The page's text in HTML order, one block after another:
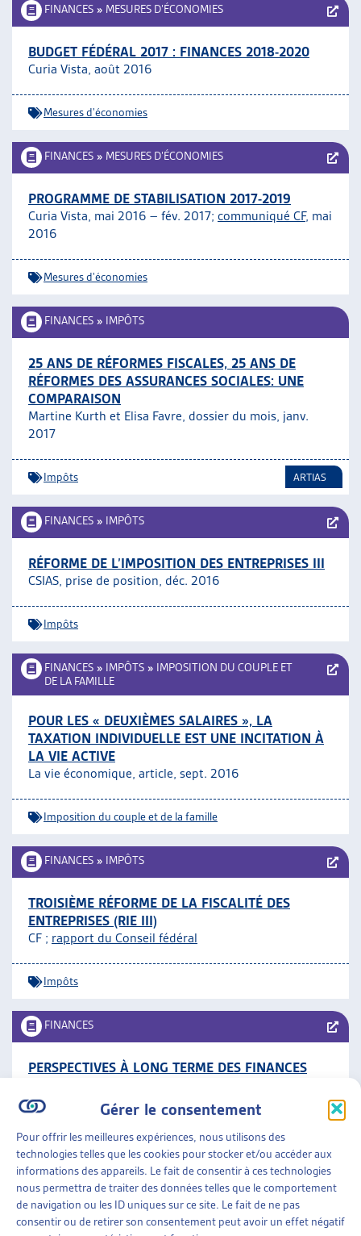
Gérer le consentement
Pour offrir les meilleures expériences, nous utilisons des
technologies telles que les cookies pour stocker et/ou accéder aux
informations des appareils. Le fait de consentir à ces technologies
nous permettra de traiter des données telles que le comportement
de navigation ou les ID uniques sur ce site. Le fait de ne pas
consentir ou de retirer son consentement peut avoir un effet négatif
FINANCES » MESURES D’ÉCONOMIES
BUDGET FÉDÉRAL 2017 : FINANCES 2018-2020
Curia Vista, août 2016
Mesures d'économies
FINANCES » MESURES D’ÉCONOMIES
PROGRAMME DE STABILISATION 2017-2019
Curia Vista, mai 2016 – fév. 2017; communiqué CF, mai
2016
Mesures d'économies
FINANCES » IMPÔTS
25 ANS DE RÉFORMES FISCALES, 25 ANS DE
RÉFORMES DES ASSURANCES SOCIALES: UNE
COMPARAISON
Martine Kurth et Elisa Favre, dossier du mois, janv.
2017
Impôts ARTIAS
FINANCES » IMPÔTS
RÉFORME DE L’IMPOSITION DES ENTREPRISES III
CSIAS, prise de position, déc. 2016
Impôts
FINANCES » IMPÔTS » IMPOSITION DU COUPLE ET
DE LA FAMILLE
POUR LES « DEUXIÈMES SALAIRES », LA
TAXATION INDIVIDUELLE EST UNE INCITATION À
LA VIE ACTIVE
La vie économique, article, sept. 2016
Imposition du couple et de la famille
FINANCES » IMPÔTS
TROISIÈME RÉFORME DE LA FISCALITÉ DES
ENTREPRISES (RIE III)
CF ; rapport du Conseil fédéral
Impôts
FINANCES
PERSPECTIVES À LONG TERME DES FINANCES
DFF, rapport, avril 2016
FINANCES »IMPÔTS
« RÉGLO » – CAMPAGNE DE PRÉVENTION ET DE